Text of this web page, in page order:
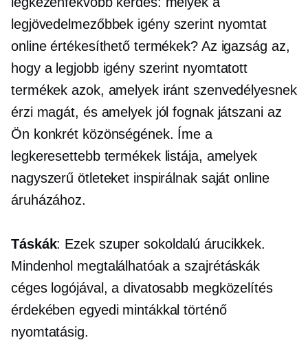
legjövedelmezőbbek igény szerint nyomtat
online értékesíthető termékek? Az igazság az,
hogy a legjobb igény szerint nyomtatott
termékek azok, amelyek iránt szenvedélyesnek
érzi magát, és amelyek jól fognak játszani az
Ön konkrét közönségének. Íme a
legkeresettebb termékek listája, amelyek
nagyszerű ötleteket inspirálnak saját online
áruházához.
Táskák: Ezek szuper sokoldalú árucikkek.
Mindenhol megtalálhatóak a szajrétáskák
céges logójával, a divatosabb megközelítés
érdekében egyedi mintákkal történő
nyomtatásig.